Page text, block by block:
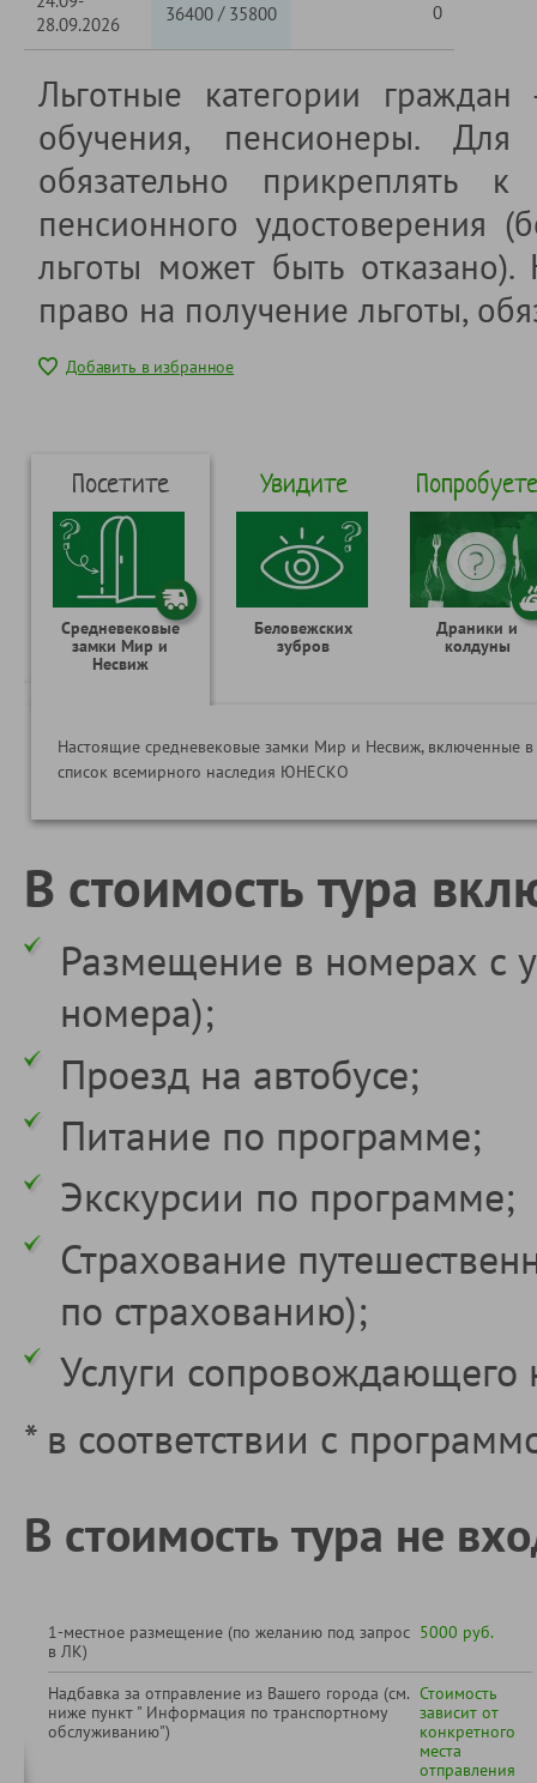
28.09.2026
36400 / 35800 0
Льготные категории
обучения, пенсионеры. Для
обязательно прикреплять
пенсионного удостоверения
льготы может быть
право на получение льготы,
Добавить в избранное
Посетите
Средневековые
замки Мир и
Несвиж
Увидите
Беловежских
зубров
Попробуете
Драники и
колдуны
Настоящие средневековые замки Мир и Несвиж, включенные в
список всемирного наследия ЮНЕСКО
В стоимость тура
Размещение в номерах с
номера);
Проезд на автобусе;
Питание по программе;
Экскурсии по программе;
Страхование
по страхованию);
Услуги сопровождающего
* в соответствии с
В стоимость тура не
1-местное размещение (по желанию под запрос
в ЛК)
5000 руб.
Надбавка за отправление из Вашего города (см.
ниже пункт " Информация по транспортному
обслуживанию")
Стоимость
зависит от
конкретного
места
отправления